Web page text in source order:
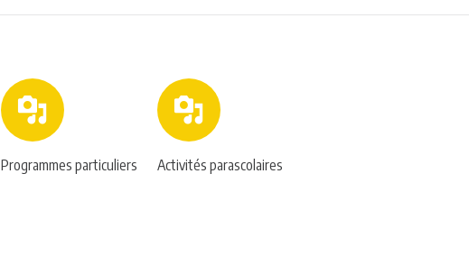
Programmes particuliers Activités parascolaires